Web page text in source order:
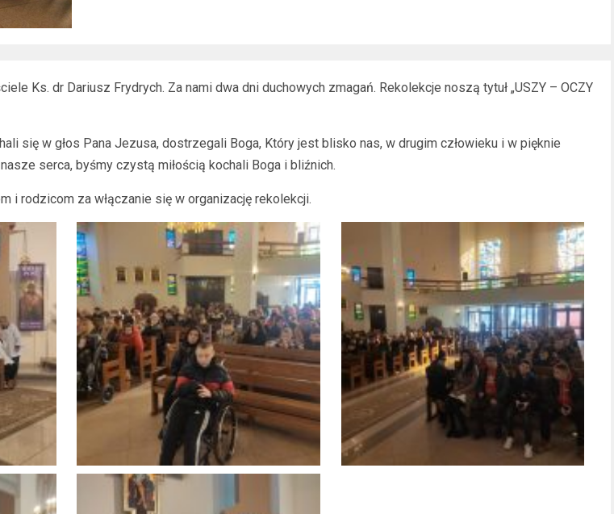
Ks. dr Dariusz Frydrych. Za nami dwa dni duchowych zmagań. Rekolekcje noszą tytuł „USZY – OCZY
się w głos Pana Jezusa, dostrzegali Boga, Który jest blisko nas, w drugim człowieku i w pięknie
serca, byśmy czystą miłością kochali Boga i bliźnich.
i rodzicom za włączanie się w organizację rekolekcji.